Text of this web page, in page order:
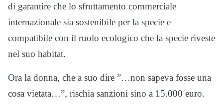
di garantire che lo sfruttamento commerciale
internazionale sia sostenibile per la specie e
compatibile con il ruolo ecologico che la specie riveste
nel suo habitat.
Ora la donna, che a suo dire ”…non sapeva fosse una
cosa vietata…”, rischia sanzioni sino a 15.000 euro.